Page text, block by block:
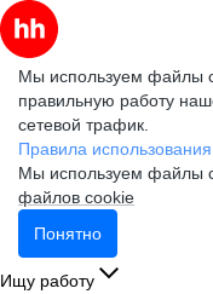
Мы используем файлы
правильную работу
сетевой трафик.
Правила
Мы используем файлы
файлов cookie
Понятно
Ищу работу